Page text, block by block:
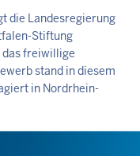
die Landesregierung
Stiftung
das freiwillige
stand in diesem
in Nordrhein-